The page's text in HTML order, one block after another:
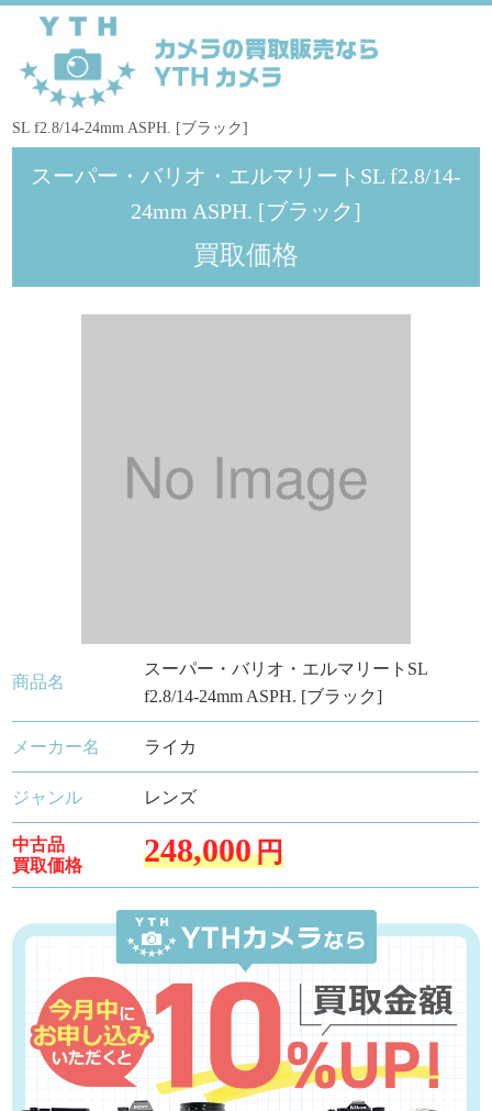
YTHカメラ >
SL f2.8/14-24mm ASPH. [ブラック]
スーパー・バリオ・エルマリートSL f2.8/14-
24mm ASPH. [ブラック]
買取価格
商品名
スーパー・バリオ・エルマリートSL
f2.8/14-24mm ASPH. [ブラック]
メーカー名 ライカ
ジャンル レンズ
中古品
買取価格
248,000円